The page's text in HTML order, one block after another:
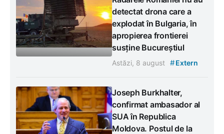
detectat drona care a
explodat în Bulgaria, în
apropierea frontierei
susține Bucureștiul
Astăzi, 8 august #Extern
Joseph Burkhalter,
confirmat ambasador al
SUA în Republica
Moldova. Postul de la